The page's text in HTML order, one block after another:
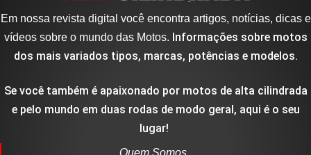
Em nossa revista digital você encontra artigos, notícias, dicas e
vídeos sobre o mundo das Motos. Informações sobre motos
dos mais variados tipos, marcas, potências e modelos.
Se você também é apaixonado por motos de alta cilindrada
e pelo mundo em duas rodas de modo geral, aqui é o seu
lugar!
Quem Somos